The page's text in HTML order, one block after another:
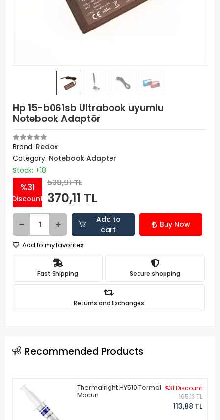
Hp 15-b061sb Ultrabook uyumlu
Notebook Adaptör
Brand: Redox
Category: Notebook Adapter
Stock: +18
%31
Discount
538,91 TL
370,11 TL
Add to
cart
Buy Now
Add to my favorites
Fast Shipping Secure shopping
Returns and Exchanges
Recommended Products
Thermalright HY510 Termal
Macun
%31 Discount
165,13 TL
113,88 TL